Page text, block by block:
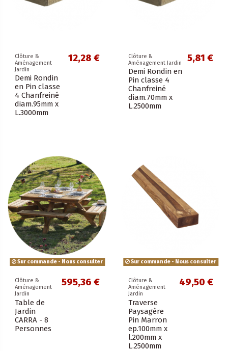
Clôture &
Aménagement
Jardin
Demi Rondin
en Pin classe
4 Chanfreiné
diam.95mm x
L.3000mm
12,28 €
Clôture &
Aménagement Jardin
Demi Rondin en
Pin classe 4
Chanfreiné
diam.70mm x
L.2500mm
5,81 €
Sur commande - Nous consulter
Clôture &
Aménagement
Jardin
Table de
Jardin
CARRA - 8
Personnes
595,36 €
Sur commande - Nous consulter
Clôture &
Aménagement
Jardin
Traverse
Paysagère
Pin Marron
ep.100mm x
l.200mm x
L.2500mm
49,50 €